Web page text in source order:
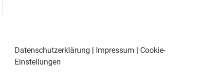
Datenschutzerklärung | Impressum | Cookie-
Einstellungen